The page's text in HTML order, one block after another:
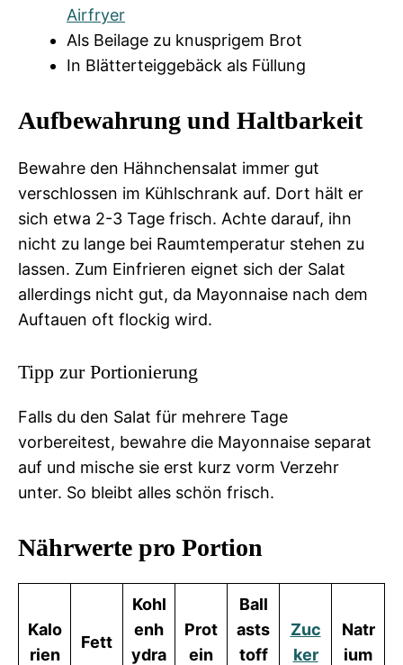
Airfryer
Als Beilage zu knusprigem Brot
In Blätterteiggebäck als Füllung
Aufbewahrung und Haltbarkeit
Bewahre den Hähnchensalat immer gut
verschlossen im Kühlschrank auf. Dort hält er
sich etwa 2-3 Tage frisch. Achte darauf, ihn
nicht zu lange bei Raumtemperatur stehen zu
lassen. Zum Einfrieren eignet sich der Salat
allerdings nicht gut, da Mayonnaise nach dem
Auftauen oft flockig wird.
Tipp zur Portionierung
Falls du den Salat für mehrere Tage
vorbereitest, bewahre die Mayonnaise separat
auf und mische sie erst kurz vorm Verzehr
unter. So bleibt alles schön frisch.
Nährwerte pro Portion
Kalo
rien
Fett
Kohl
enh
ydra
Prot
ein
Ball
asts
toff
Zuc
ker
Natr
ium